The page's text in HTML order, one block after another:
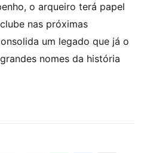
o arqueiro terá papel
nas próximas
um legado que já o
nomes da história